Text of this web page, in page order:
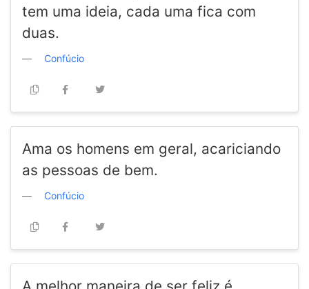
tem uma ideia, cada uma fica com
duas.
Confúcio
Ama os homens em geral, acariciando
as pessoas de bem.
Confúcio